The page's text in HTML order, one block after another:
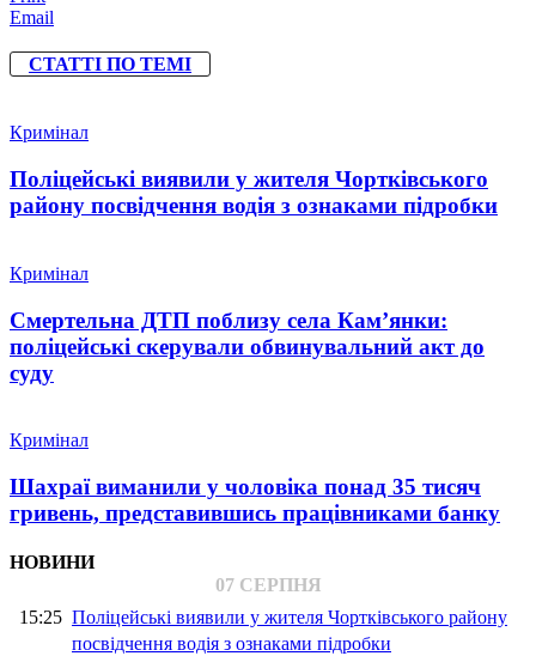
Email
СТАТТІ ПО ТЕМІ
Кримінал
Поліцейські виявили у жителя Чортківського
району посвідчення водія з ознаками підробки
Кримінал
Смертельна ДТП поблизу села Кам’янки:
поліцейські скерували обвинувальний акт до
суду
Кримінал
Шахраї виманили у чоловіка понад 35 тисяч
гривень, представившись працівниками банку
НОВИНИ
07 СЕРПНЯ
15:25 Поліцейські виявили у жителя Чортківського району
посвідчення водія з ознаками підробки